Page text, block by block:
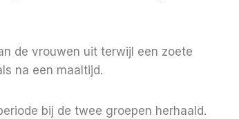
de vrouwen uit terwijl een zoete
na een maaltijd.
bij de twee groepen herhaald.